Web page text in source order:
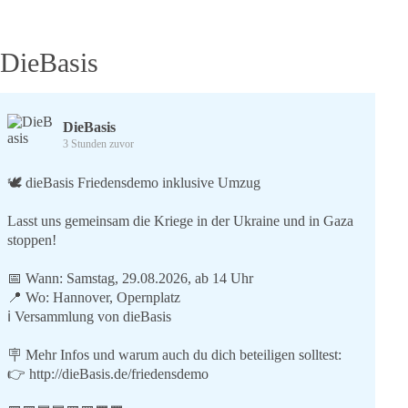
DieBasis
DieBasis
3 Stunden zuvor
🕊 dieBasis Friedensdemo inklusive Umzug
Lasst uns gemeinsam die Kriege in der Ukraine und in Gaza
stoppen!
📅 Wann: Samstag, 29.08.2026, ab 14 Uhr
📍 Wo: Hannover, Opernplatz
ℹ️ Versammlung von dieBasis
🪧 Mehr Infos und warum auch du dich beteiligen solltest:
👉 http://dieBasis.de/friedensdemo